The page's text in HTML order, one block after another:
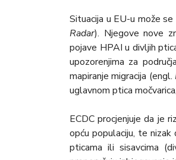
Situacija u EU-u može
Radar). Njegove nove
pojave HPAI u divljih
upozorenjima za
mapiranje migracija (engl.
uglavnom ptica
ECDC procjenjuje da je
opću populaciju, te nizak
pticama ili sisavcima